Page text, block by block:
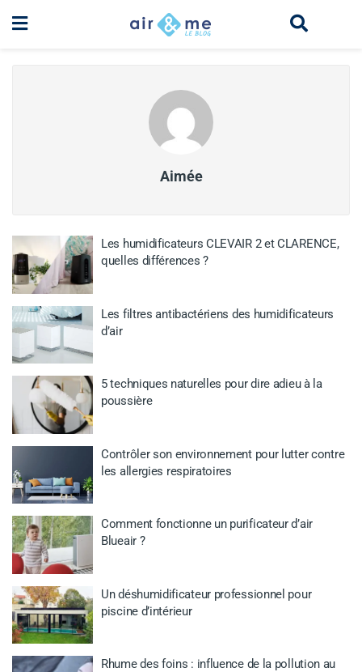
Aimée
Les humidificateurs CLEVAIR 2 et CLARENCE,
quelles différences ?
Les filtres antibactériens des humidificateurs
d’air
5 techniques naturelles pour dire adieu à la
poussière
Contrôler son environnement pour lutter contre
les allergies respiratoires
Comment fonctionne un purificateur d’air
Blueair ?
Un déshumidificateur professionnel pour
piscine d’intérieur
Rhume des foins : influence de la pollution au